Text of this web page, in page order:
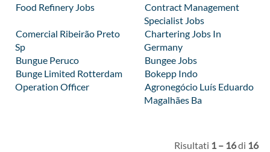
Food Refinery Jobs
Contract Management
Specialist Jobs
Comercial Ribeirão Preto
Sp
Chartering Jobs In
Germany
Bungue Peruco
Bungee Jobs
Bunge Limited Rotterdam
Operation Officer
Bokepp Indo
Agronegócio Luís Eduardo
Magalhães Ba
Risultati 1 – 16di 16